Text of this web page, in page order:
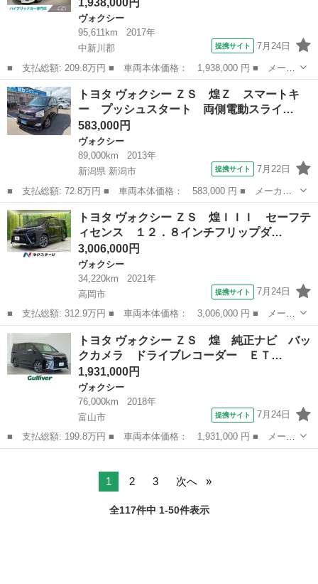
1,938,000円
ヴォクシー
95,611km
2017年
中新川郡
提携サイト 7月24日
■ 支払総額: 209.8万円 ■ 車両本体価格： 1,938,000 円 ■ メーカ
ー名： トヨタ ■ 車種名： ヴォクシー ■ グレード名： ハイブ
リッドＺＳ 純正１０インチナビ／ＴＶ／ＣＤ／ＤＶＤ／Ｂｌｕｅｔ
ｏｏｔｈ...
富山 中新川郡 ヴォクシー
トヨタ ヴォクシー ＺＳ 煌Ｚ スマートキ
ー プッシュスタート 両側電動スライ…
583,000円
ヴォクシー
89,000km
2013年
新潟県 新潟市
提携サイト 7月22日
■ 支払総額: 72.8万円 ■ 車両本体価格： 583,000 円 ■ メーカー
名： トヨタ ■ 車種名： ヴォクシー ■ グレード名： ＺＳ 煌
Ｚ スマートキー プッシュスタート 両側電動スライド メモリー
ナビ ＣＤ ...
新潟 新潟市 ヴォクシー
トヨタ ヴォクシー ＺＳ 煌ＩＩＩ セーフテ
ィセンス １２．８インチフリップダ…
3,006,000円
ヴォクシー
34,220km
2021年
高岡市
提携サイト 7月24日
■ 支払総額: 312.9万円 ■ 車両本体価格： 3,006,000 円 ■ メーカ
ー名： トヨタ ■ 車種名： ヴォクシー ■ グレード名： ＺＳ
煌ＩＩＩ セーフティセンス １２．８インチフリップダウンモニタ
ー ＢＩ...
富山 高岡市 ヴォクシー
トヨタ ヴォクシー ＺＳ 煌 純正ナビ バッ
クカメラ ドライブレコーダー ＥＴ…
1,931,000円
ヴォクシー
76,000km
2018年
富山市
提携サイト 7月24日
■ 支払総額: 199.8万円 ■ 車両本体価格： 1,931,000 円 ■ メーカ
ー名： トヨタ ■ 車種名： ヴォクシー ■ グレード名： ＺＳ
1 2 3 次へ
全117件中 1-50件表示